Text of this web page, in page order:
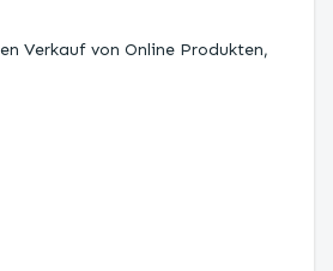
Verkauf von Online Produkten,